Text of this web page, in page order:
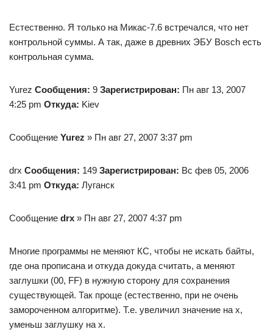
Естественно. Я только на Микас-7.6 встречался, что нет
контрольной суммы. А так, даже в древних ЭБУ Bosch есть
контрольная сумма.
Yurez Сообщения: 9 Зарегистрирован: Пн авг 13, 2007
4:25 pm Откуда: Kiev
Сообщение Yurez » Пн авг 27, 2007 3:37 pm
drx Сообщения: 149 Зарегистрирован: Вс фев 05, 2006
3:41 pm Откуда: Луганск
Сообщение drx » Пн авг 27, 2007 4:37 pm
Многие программы не меняют КС, чтобы не искать байты,
где она прописана и откуда докуда считать, а меняют
заглушки (00, FF) в нужную сторону для сохранения
существующей. Так проще (естественно, при не очень
замороченном алгоритме). Т.е. увеличил значение на х,
уменьш заглушку на х.